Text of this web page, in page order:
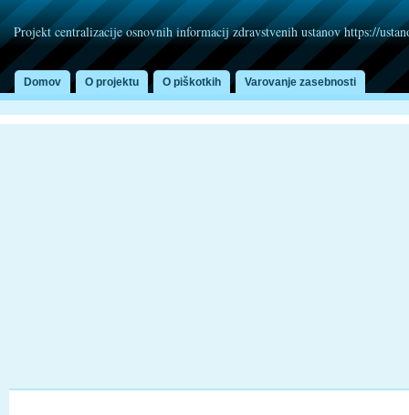
Projekt centralizacije osnovnih informacij zdravstvenih ustanov https://
Domov O projektu O piškotkih Varovanje zasebnosti